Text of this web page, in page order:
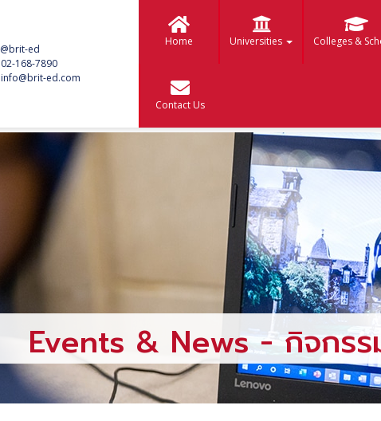
@brit-ed
02-168-7890
info@brit-ed.com
Home Universities Colleges &
Contact Us
Events & News - กิจกรร